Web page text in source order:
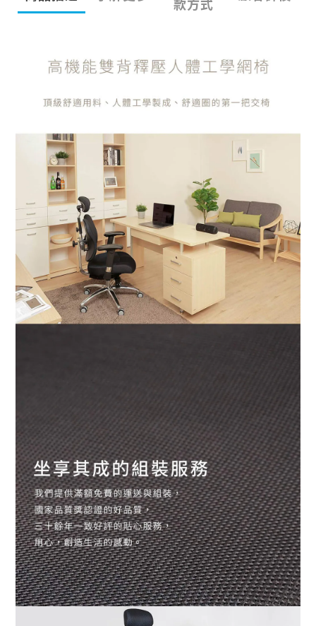
款方式